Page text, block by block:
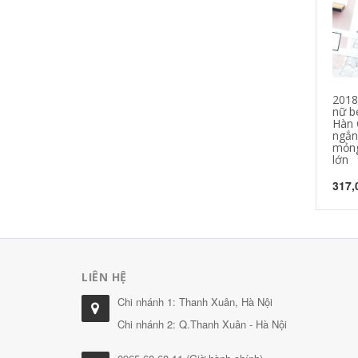
nữ
Hàn
lớn
LIÊN HỆ
Chi nhánh 1: Thanh Xuân, Hà Nội
Chi nhánh 2: Q.Thanh Xuân - Hà Nội